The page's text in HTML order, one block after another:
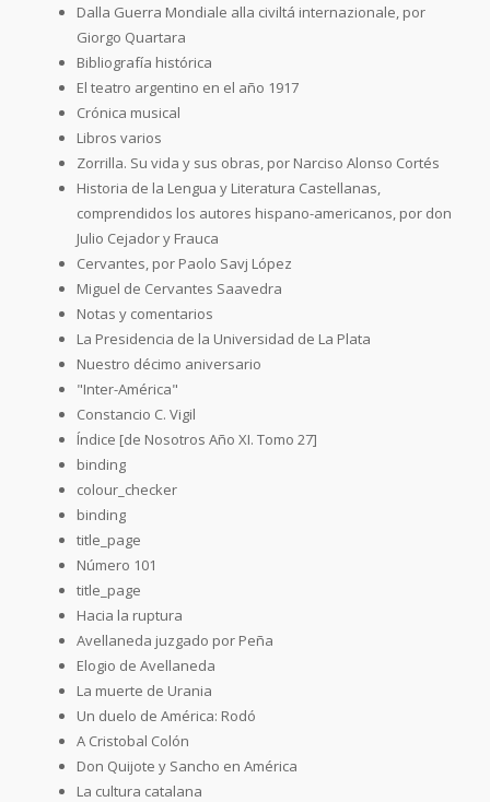
Dalla Guerra Mondiale alla civiltá internazionale, por
Giorgo Quartara
Bibliografía histórica
El teatro argentino en el año 1917
Crónica musical
Libros varios
Zorrilla. Su vida y sus obras, por Narciso Alonso Cortés
Historia de la Lengua y Literatura Castellanas,
comprendidos los autores hispano-americanos, por don
Julio Cejador y Frauca
Cervantes, por Paolo Savj López
Miguel de Cervantes Saavedra
Notas y comentarios
La Presidencia de la Universidad de La Plata
Nuestro décimo aniversario
"Inter-América"
Constancio C. Vigil
Índice [de Nosotros Año XI. Tomo 27]
binding
colour_checker
binding
title_page
Número 101
title_page
Hacia la ruptura
Avellaneda juzgado por Peña
Elogio de Avellaneda
La muerte de Urania
Un duelo de América: Rodó
A Cristobal Colón
Don Quijote y Sancho en América
La cultura catalana